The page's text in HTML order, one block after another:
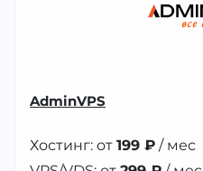
AdminVPS
Хостинг: от 199 ₽ / мес